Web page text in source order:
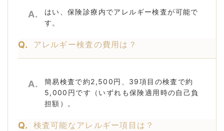
A.
はい、保険診療内でアレルギー検査が可能で
す。
Q. アレルギー検査の費用は？
A.
簡易検査で約2,500円、39項目の検査で約
5,000円です（いずれも保険適用時の自己負
担額）。
Q. 検査可能なアレルギー項目は？